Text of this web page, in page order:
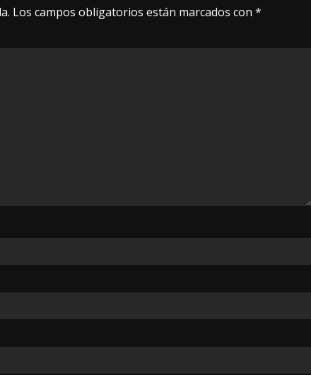
Los campos obligatorios están marcados con *